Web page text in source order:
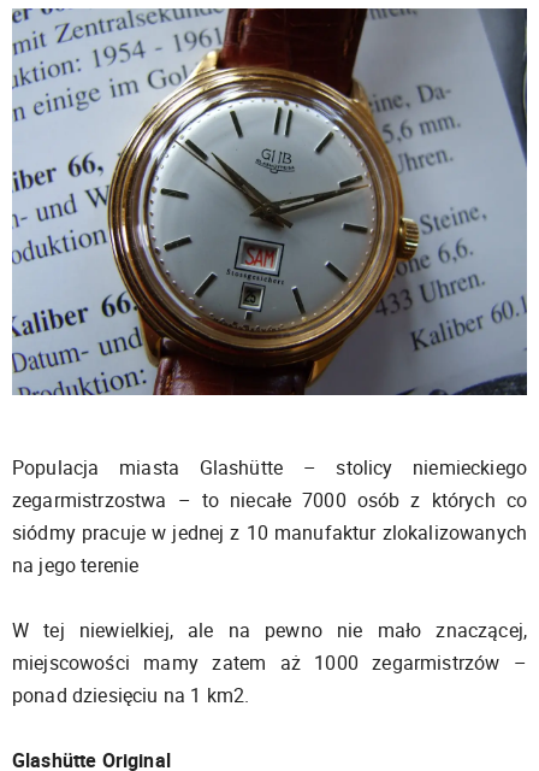
Populacja miasta Glashütte – stolicy niemieckiego
zegarmistrzostwa – to niecałe 7000 osób z których co
siódmy pracuje w jednej z 10 manufaktur zlokalizowanych
na jego terenie
W tej niewielkiej, ale na pewno nie mało znaczącej,
miejscowości mamy zatem aż 1000 zegarmistrzów –
ponad dziesięciu na 1 km2.
Glashütte Original